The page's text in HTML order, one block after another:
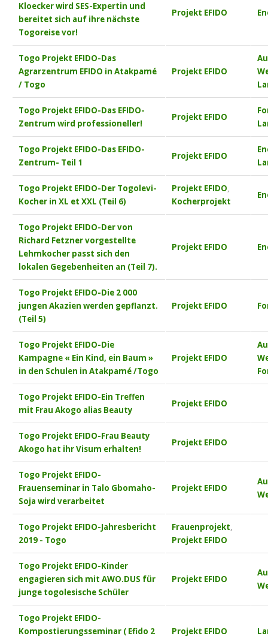
Kloecker wird SES-Expertin und
bereitet sich auf ihre nächste
Togoreise vor!
Projekt EFIDO
Togo Projekt EFIDO-Das
Agrarzentrum EFIDO in Atakpamé
/ Togo
Projekt EFIDO
Togo Projekt EFIDO-Das EFIDO-
Zentrum wird professioneller!
Projekt EFIDO
Togo Projekt EFIDO-Das EFIDO-
Zentrum- Teil 1
Projekt EFIDO
Togo Projekt EFIDO-Der Togolevi-
Kocher in XL et XXL (Teil 6)
Projekt EFIDO,
Kocherprojekt
Togo Projekt EFIDO-Der von
Richard Fetzner vorgestellte
Lehmkocher passt sich den
lokalen Gegebenheiten an (Teil 7).
Projekt EFIDO
Togo Projekt EFIDO-Die 2 000
jungen Akazien werden gepflanzt.
(Teil 5)
Projekt EFIDO
Togo Projekt EFIDO-Die
Kampagne « Ein Kind, ein Baum »
in den Schulen in Atakpamé /Togo
Projekt EFIDO
Togo Projekt EFIDO-Ein Treffen
mit Frau Akogo alias Beauty
Projekt EFIDO
Togo Projekt EFIDO-Frau Beauty
Akogo hat ihr Visum erhalten!
Projekt EFIDO
Togo Projekt EFIDO-
Frauenseminar in Talo Gbomaho-
Soja wird verarbeitet
Projekt EFIDO
Togo Projekt EFIDO-Jahresbericht
2019 - Togo
Frauenprojekt,
Projekt EFIDO
Togo Projekt EFIDO-Kinder
engagieren sich mit AWO.DUS für
junge togolesische Schüler
Projekt EFIDO
Togo Projekt EFIDO-
Kompostierungsseminar ( Efido 2
Projekt EFIDO